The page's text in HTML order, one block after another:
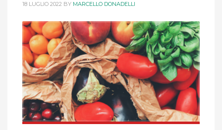
18 LUGLIO 2022 BY MARCELLO DONADELLI